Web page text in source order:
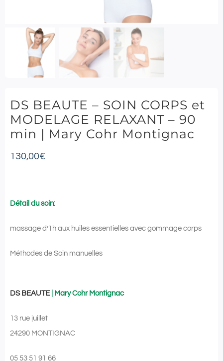
DS BEAUTE – SOIN CORPS et
MODELAGE RELAXANT – 90
min | Mary Cohr Montignac
130,00€
Détail du soin:
massage d’1h aux huiles essentielles avec gommage corps
Méthodes de Soin manuelles
DS BEAUTE| Mary Cohr Montignac
13 rue juillet
24290 MONTIGNAC
05 53 51 91 66